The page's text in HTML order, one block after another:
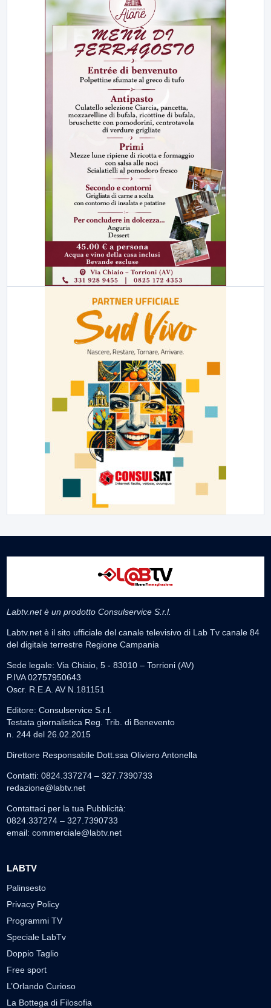
Labtv.net è un prodotto Consulservice S.r.l.
Labtv.net è il sito ufficiale del canale televisivo di Lab Tv canale 84
del digitale terrestre Regione Campania
Sede legale: Via Chiaio, 5 - 83010 – Torrioni (AV)
P.IVA 02757950643
Oscr. R.E.A. AV N.181151
Editore: Consulservice S.r.l.
Testata giornalistica Reg. Trib. di Benevento
n. 244 del 26.02.2015
Direttore Responsabile Dott.ssa Oliviero Antonella
Contatti: 0824.337274 – 327.7390733
redazione@labtv.net
Contattaci per la tua Pubblicità:
0824.337274 – 327.7390733
email: commerciale@labtv.net
LABTV
Palinsesto
Privacy Policy
Programmi TV
Speciale LabTv
Doppio Taglio
Free sport
L’Orlando Curioso
La Bottega di Filosofia